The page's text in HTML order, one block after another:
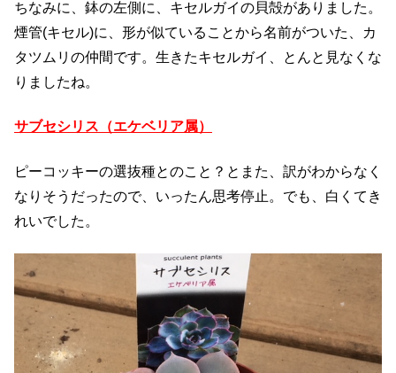
ちなみに、鉢の左側に、キセルガイの貝殻がありました。
煙管(キセル)に、形が似ていることから名前がついた、カ
タツムリの仲間です。生きたキセルガイ、とんと見なくな
りましたね。
サブセシリス（エケベリア属）
ピーコッキーの選抜種とのこと？とまた、訳がわからなく
なりそうだったので、いったん思考停止。でも、白くてき
れいでした。